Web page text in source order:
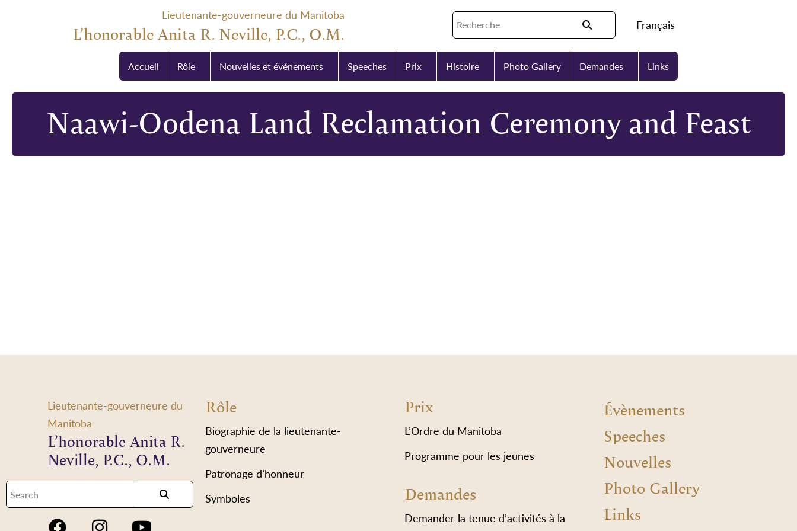
Lieutenante-gouverneure du Manitoba
L’honorable Anita R. Neville, P.C., O.M. Français
Accueil Rôle Nouvelles et événements Speeches Prix Histoire Photo Gallery Demandes Links
Naawi-Oodena Land Reclamation Ceremony and Feast
Lieutenante-gouverneure du
Manitoba
L’honorable Anita R.
Neville, P.C., O.M.
Rôle
Biographie de la lieutenante-
gouverneure
Patronage d’honneur
Symboles
Prix
L’Ordre du Manitoba
Programme pour les jeunes
Demandes
Demander la tenue d’activités à la
Évènements
Speeches
Nouvelles
Photo Gallery
Links